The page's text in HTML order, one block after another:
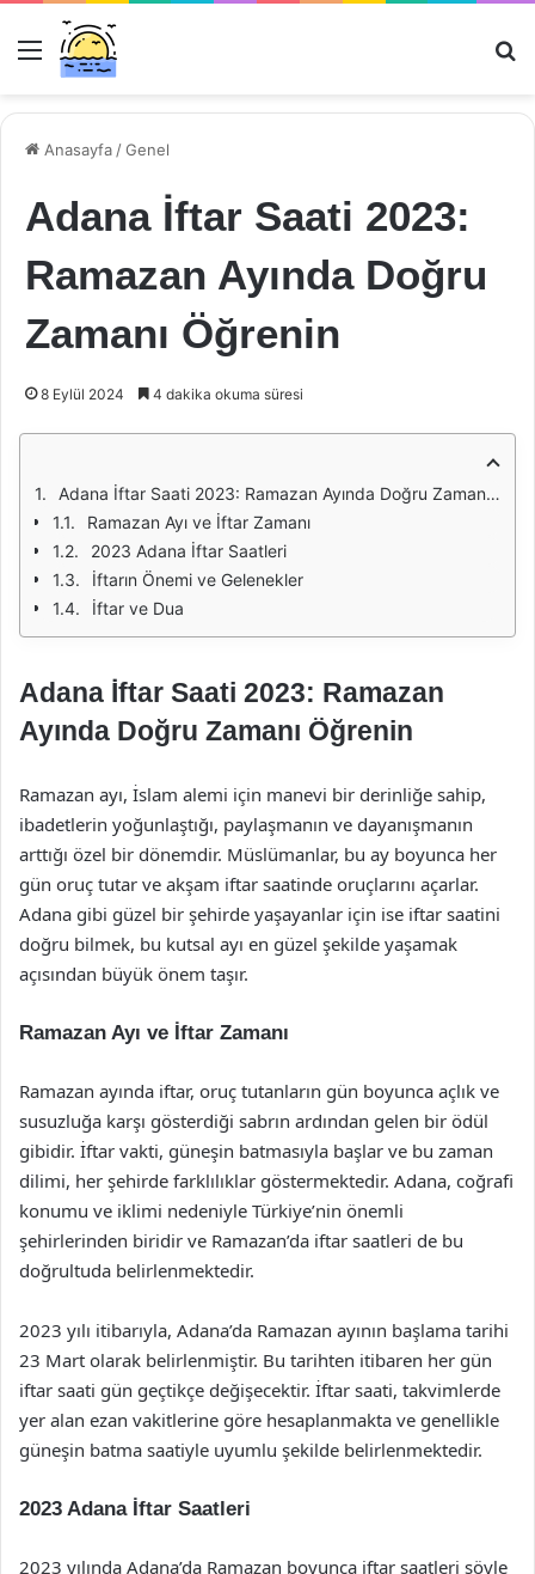
Menü
Anasayfa /Genel
Adana İftar Saati 2023:
Ramazan Ayında Doğru
Zamanı Öğrenin
8 Eylül 2024 4 dakika okuma süresi
Adana İftar Saati 2023: Ramazan Ayında Doğru Zamanı Öğrenin
Ramazan Ayı ve İftar Zamanı
2023 Adana İftar Saatleri
İftarın Önemi ve Gelenekler
İftar ve Dua
Adana İftar Saati 2023: Ramazan
Ayında Doğru Zamanı Öğrenin
Ramazan ayı, İslam alemi için manevi bir derinliğe sahip,
ibadetlerin yoğunlaştığı, paylaşmanın ve dayanışmanın
arttığı özel bir dönemdir. Müslümanlar, bu ay boyunca her
gün oruç tutar ve akşam iftar saatinde oruçlarını açarlar.
Adana gibi güzel bir şehirde yaşayanlar için ise iftar saatini
doğru bilmek, bu kutsal ayı en güzel şekilde yaşamak
açısından büyük önem taşır.
Ramazan Ayı ve İftar Zamanı
Ramazan ayında iftar, oruç tutanların gün boyunca açlık ve
susuzluğa karşı gösterdiği sabrın ardından gelen bir ödül
gibidir. İftar vakti, güneşin batmasıyla başlar ve bu zaman
dilimi, her şehirde farklılıklar göstermektedir. Adana, coğrafi
konumu ve iklimi nedeniyle Türkiye’nin önemli
şehirlerinden biridir ve Ramazan’da iftar saatleri de bu
doğrultuda belirlenmektedir.
2023 yılı itibarıyla, Adana’da Ramazan ayının başlama tarihi
23 Mart olarak belirlenmiştir. Bu tarihten itibaren her gün
iftar saati gün geçtikçe değişecektir. İftar saati, takvimlerde
yer alan ezan vakitlerine göre hesaplanmakta ve genellikle
güneşin batma saatiyle uyumlu şekilde belirlenmektedir.
2023 Adana İftar Saatleri
2023 yılında Adana’da Ramazan boyunca iftar saatleri şöyle